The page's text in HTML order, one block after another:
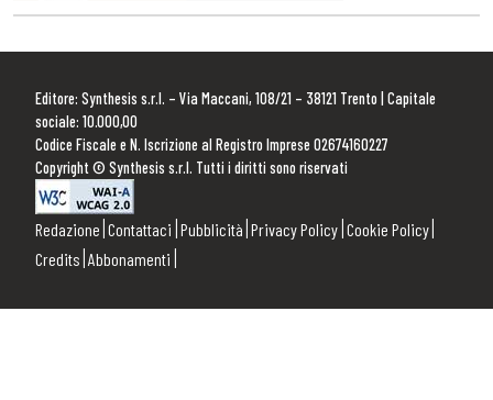
Editore: Synthesis s.r.l. – Via Maccani, 108/21 – 38121 Trento | Capitale
sociale: 10.000,00
Codice Fiscale e N. Iscrizione al Registro Imprese 02674160227
Copyright © Synthesis s.r.l. Tutti i diritti sono riservati
Redazione Contattaci Pubblicità Privacy Policy Cookie Policy
Credits Abbonamenti